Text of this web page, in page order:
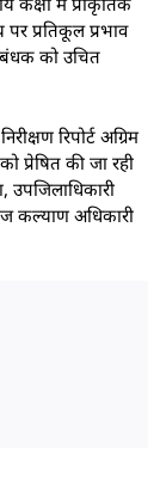
प्रतिकूल प्रभाव
को उचित
रिपोर्ट अग्रिम
प्रेषित की जा रही
उपजिलाधिकारी
कल्याण अधिकारी